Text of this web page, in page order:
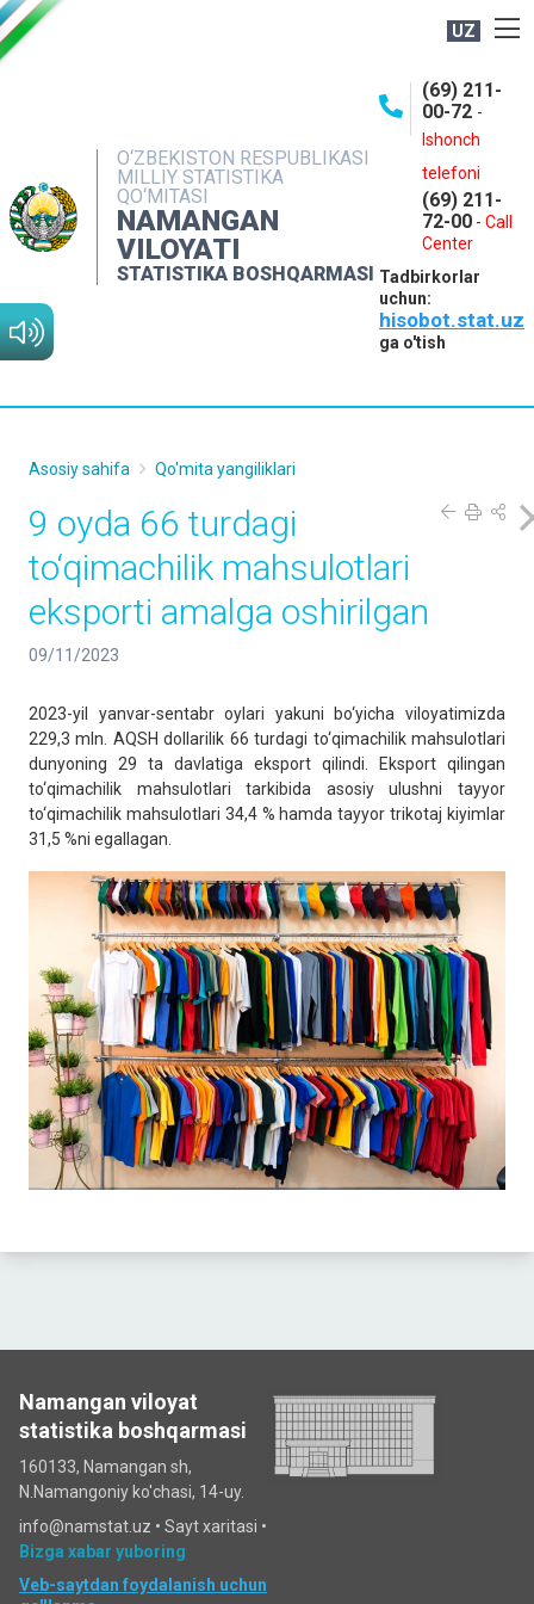
UZ
O‘ZBEKISTON RESPUBLIKASI
MILLIY STATISTIKA
QO‘MITASI
NAMANGAN
VILOYATI
STATISTIKA BOSHQARMASI
(69) 211-
00-72 -
Ishonch
telefoni
(69) 211-
72-00 - Call
Center
Tadbirkorlar
uchun:
hisobot.stat.uz
ga o'tish
NASHRLAR
INTERAKTIV XIZMATLAR
MATBUOT XIZMATI
MUROJAATLAR
Asosiy sahifa Qo'mita yangiliklari
9 oyda 66 turdagi
to‘qimachilik mahsulotlari
eksporti amalga oshirilgan
09/11/2023
2023-yil yanvar-sentabr oylari yakuni bo‘yicha viloyatimizda
229,3 mln. AQSH dollarilik 66 turdagi to‘qimachilik mahsulotlari
dunyoning 29 ta davlatiga eksport qilindi. Eksport qilingan
to‘qimachilik mahsulotlari tarkibida asosiy ulushni tayyor
to‘qimachilik mahsulotlari 34,4 % hamda tayyor trikotaj kiyimlar
31,5 %ni egallagan.
Namangan viloyat
statistika boshqarmasi
160133, Namangan sh,
N.Namangoniy ko'chasi, 14-uy.
info@namstat.uz • Sayt xaritasi •
Bizga xabar yuboring
Veb-saytdan foydalanish uchun